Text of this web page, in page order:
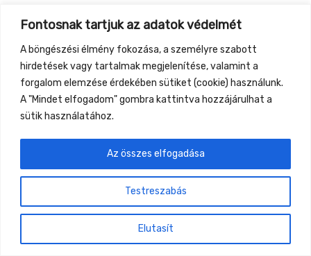
Fontosnak tartjuk az adatok védelmét
A böngészési élmény fokozása, a személyre szabott
hirdetések vagy tartalmak megjelenítése, valamint a
forgalom elemzése érdekében sütiket (cookie) használunk.
A "Mindet elfogadom" gombra kattintva hozzájárulhat a
sütik használatához.
Testreszabás
Elutasít
Az összes elfogadása
aktuális portré ki is lesz vetítve, így a közönség
“belülről” élheti át ezt a szavakon túli érintkezést.
←Previous Event
Gyüttment Találkozó, 2026. augusztus 27-30.,
Csobánkapuszta